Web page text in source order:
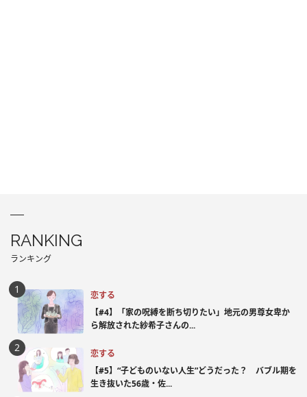
RANKING
ランキング
恋する
【#4】「家の呪縛を断ち切りたい」地元の男尊女卑か
ら解放された紗希子さんの...
恋する
【#5】“子どものいない人生”どうだった？ バブル期を
生き抜いた56歳・佐...